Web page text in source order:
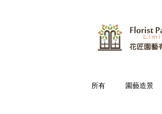
所有 園藝造景